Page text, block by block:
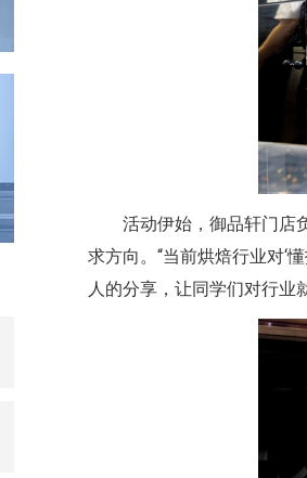
活动伊始，御品轩门店
求方向。“当前烘焙行业对‘
人的分享，让同学们对行业